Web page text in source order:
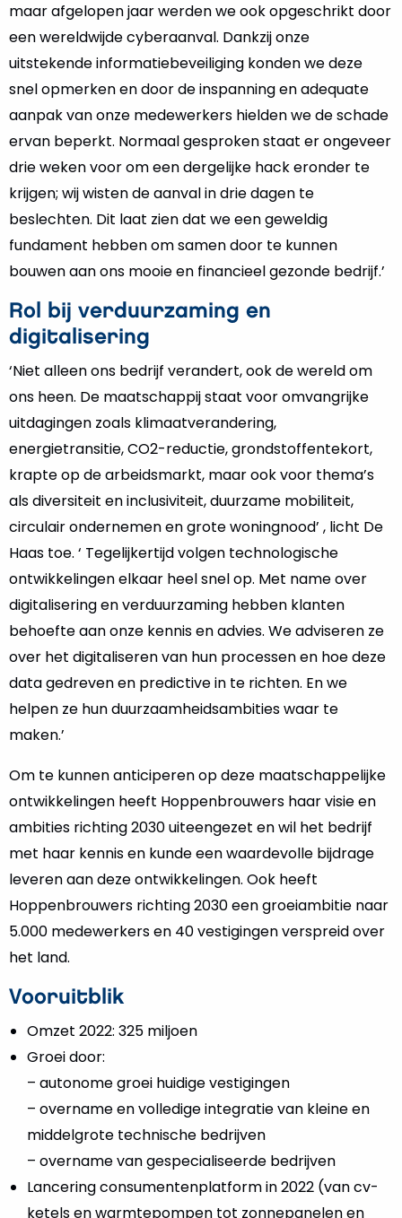
maar afgelopen jaar werden we ook opgeschrikt door
een wereldwijde cyberaanval. Dankzij onze
uitstekende informatiebeveiliging konden we deze
snel opmerken en door de inspanning en adequate
aanpak van onze medewerkers hielden we de schade
ervan beperkt. Normaal gesproken staat er ongeveer
drie weken voor om een dergelijke hack eronder te
krijgen; wij wisten de aanval in drie dagen te
beslechten. Dit laat zien dat we een geweldig
fundament hebben om samen door te kunnen
bouwen aan ons mooie en financieel gezonde bedrijf.’
Rol bij verduurzaming en
digitalisering
‘Niet alleen ons bedrijf verandert, ook de wereld om
ons heen. De maatschappij staat voor omvangrijke
uitdagingen zoals klimaatverandering,
energietransitie, CO2-reductie, grondstoffentekort,
krapte op de arbeidsmarkt, maar ook voor thema’s
als diversiteit en inclusiviteit, duurzame mobiliteit,
circulair ondernemen en grote woningnood’ , licht De
Haas toe. ‘ Tegelijkertijd volgen technologische
ontwikkelingen elkaar heel snel op. Met name over
digitalisering en verduurzaming hebben klanten
behoefte aan onze kennis en advies. We adviseren ze
over het digitaliseren van hun processen en hoe deze
data gedreven en predictive in te richten. En we
helpen ze hun duurzaamheidsambities waar te
maken.’
Om te kunnen anticiperen op deze maatschappelijke
ontwikkelingen heeft Hoppenbrouwers haar visie en
ambities richting 2030 uiteengezet en wil het bedrijf
met haar kennis en kunde een waardevolle bijdrage
leveren aan deze ontwikkelingen. Ook heeft
Hoppenbrouwers richting 2030 een groeiambitie naar
5.000 medewerkers en 40 vestigingen verspreid over
het land.
Vooruitblik
Omzet 2022: 325 miljoen
Groei door:
– autonome groei huidige vestigingen
– overname en volledige integratie van kleine en
middelgrote technische bedrijven
– overname van gespecialiseerde bedrijven
Lancering consumentenplatform in 2022 (van cv-
ketels en warmtepompen tot zonnepanelen en